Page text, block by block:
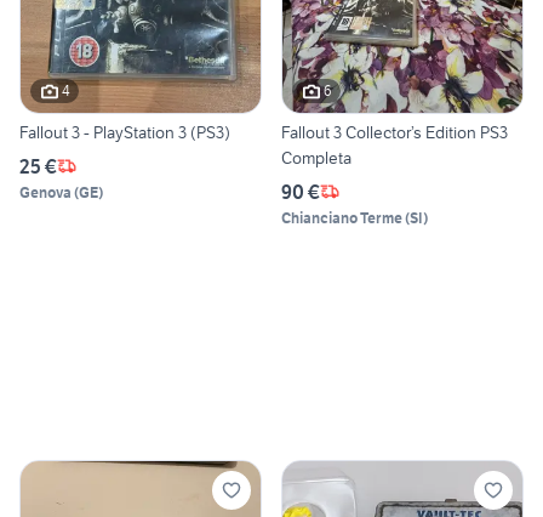
4
Fallout 3 - PlayStation 3 (PS3)
25 €
Genova (GE)
6
Fallout 3 Collector’s Edition PS3
Completa
90 €
Chianciano Terme(SI)